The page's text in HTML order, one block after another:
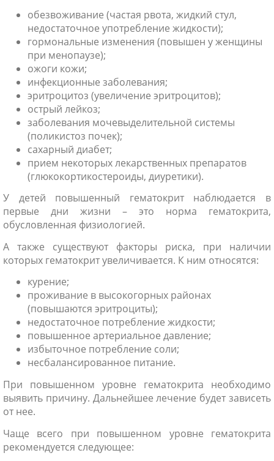
обезвоживание (частая рвота, жидкий стул,
недостаточное употребление жидкости);
гормональные изменения (повышен у женщины
при менопаузе);
ожоги кожи;
инфекционные заболевания;
эритроцитоз (увеличение эритроцитов);
острый лейкоз;
заболевания мочевыделительной системы
(поликистоз почек);
сахарный диабет;
прием некоторых лекарственных препаратов
(глюкокортикостероиды, диуретики).
У детей повышенный гематокрит наблюдается в
первые дни жизни – это норма гематокрита,
обусловленная физиологией.
А также существуют факторы риска, при наличии
которых гематокрит увеличивается. К ним относятся:
курение;
проживание в высокогорных районах
(повышаются эритроциты);
недостаточное потребление жидкости;
повышенное артериальное давление;
избыточное потребление соли;
несбалансированное питание.
При повышенном уровне гематокрита необходимо
выявить причину. Дальнейшее лечение будет зависеть
от нее.
Чаще всего при повышенном уровне гематокрита
рекомендуется следующее: